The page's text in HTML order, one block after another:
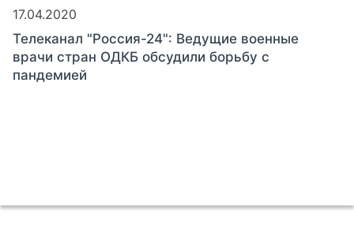
17.04.2020
Телеканал "Россия-24": Ведущие военные
врачи стран ОДКБ обсудили борьбу с
пандемией